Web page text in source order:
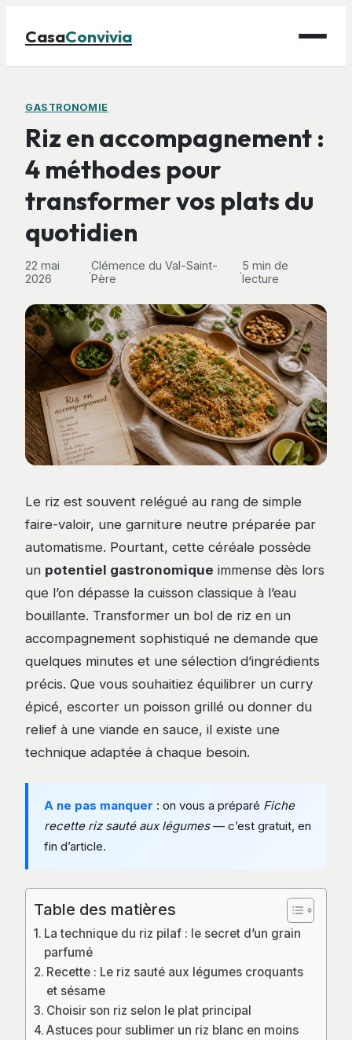
CasaConvivia
Maison
Bricolage
Déco
Gastronomie
Jardinage
GASTRONOMIE
Riz en accompagnement :
4 méthodes pour
transformer vos plats du
quotidien
22 mai
2026
·Clémence du Val-Saint-
Père
·5 min de
lecture
Le riz est souvent relégué au rang de simple
faire-valoir, une garniture neutre préparée par
automatisme. Pourtant, cette céréale possède
un potentiel gastronomique immense dès lors
que l’on dépasse la cuisson classique à l’eau
bouillante. Transformer un bol de riz en un
accompagnement sophistiqué ne demande que
quelques minutes et une sélection d’ingrédients
précis. Que vous souhaitiez équilibrer un curry
épicé, escorter un poisson grillé ou donner du
relief à une viande en sauce, il existe une
technique adaptée à chaque besoin.
A ne pas manquer : on vous a préparé Fiche
recette riz sauté aux légumes— c’est gratuit, en
fin d’article.
Table des matières
La technique du riz pilaf : le secret d’un grain
parfumé
Recette : Le riz sauté aux légumes croquants
et sésame
Choisir son riz selon le plat principal
Astuces pour sublimer un riz blanc en moins